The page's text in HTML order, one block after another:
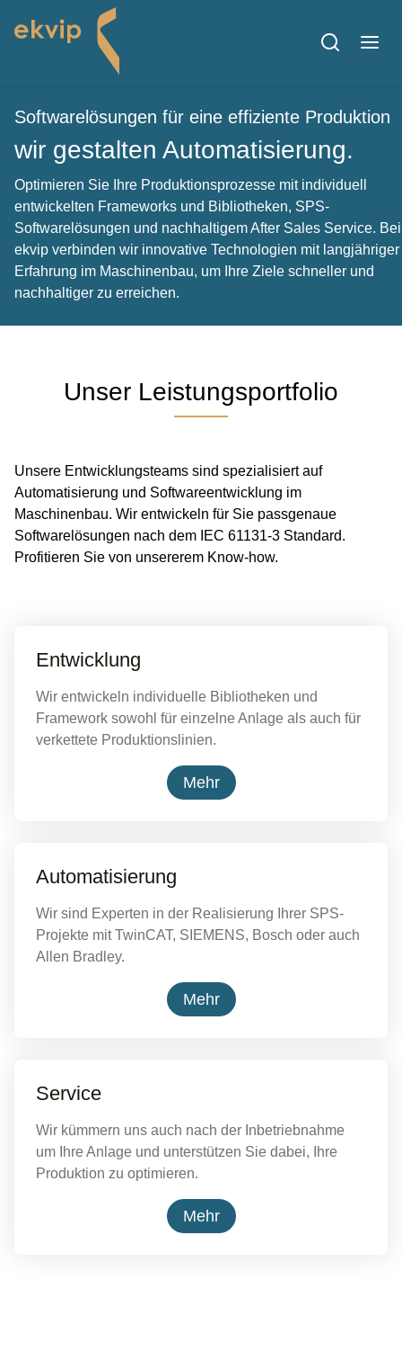
Softwarelösungen für eine effiziente Produktion
wir gestalten Automatisierung.
Optimieren Sie Ihre Produktionsprozesse mit individuell
entwickelten Frameworks und Bibliotheken, SPS-
Softwarelösungen und nachhaltigem After Sales Service. Bei
ekvip verbinden wir innovative Technologien mit langjähriger
Erfahrung im Maschinenbau, um Ihre Ziele schneller und
nachhaltiger zu erreichen.
Unser Leistungsportfolio
Unsere Entwicklungsteams sind spezialisiert auf
Automatisierung und Softwareentwicklung im
Maschinenbau. Wir entwickeln für Sie passgenaue
Softwarelösungen nach dem IEC 61131-3 Standard.
Profitieren Sie von unsererem Know-how.
Entwicklung
Wir entwickeln individuelle Bibliotheken und
Framework sowohl für einzelne Anlage als auch für
verkettete Produktionslinien.
Mehr
Automatisierung
Wir sind Experten in der Realisierung Ihrer SPS-
Projekte mit TwinCAT, SIEMENS, Bosch oder auch
Allen Bradley.
Mehr
Service
Wir kümmern uns auch nach der Inbetriebnahme
um Ihre Anlage und unterstützen Sie dabei, Ihre
Produktion zu optimieren.
Mehr